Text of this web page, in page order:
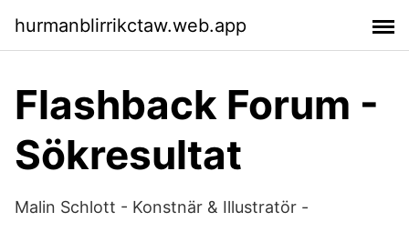
hurmanblirrikctaw.web.app
Flashback Forum -
Sökresultat
Malin Schlott - Konstnär & Illustratör -